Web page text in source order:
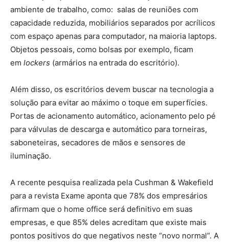
ambiente de trabalho, como: salas de reuniões com
capacidade reduzida, mobiliários separados por acrílicos
com espaço apenas para computador, na maioria laptops.
Objetos pessoais, como bolsas por exemplo, ficam
em lockers (armários na entrada do escritório).
Além disso, os escritórios devem buscar na tecnologia a
solução para evitar ao máximo o toque em superfícies.
Portas de acionamento automático, acionamento pelo pé
para válvulas de descarga e automático para torneiras,
saboneteiras, secadores de mãos e sensores de
iluminação.
A recente pesquisa realizada pela Cushman & Wakefield
para a revista Exame aponta que 78% dos empresários
afirmam que o home office será definitivo em suas
empresas, e que 85% deles acreditam que existe mais
pontos positivos do que negativos neste “novo normal”. A